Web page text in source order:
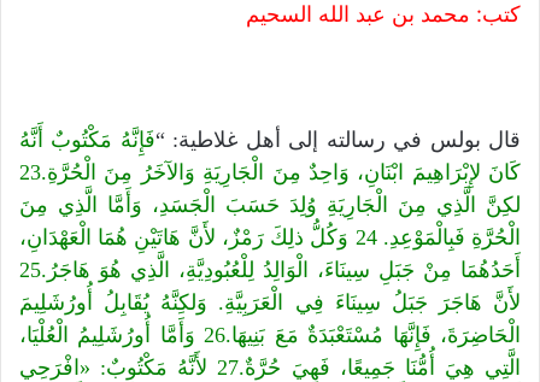
كتب: محمد بن عبد الله السحيم
قال بولس في رسالته إلى أهل غلاطية: “فَإِنَّهُ مَكْتُوبٌ أَنَّهُ
كَانَ لإِبْرَاهِيمَ ابْنَانِ، وَاحِدٌ مِنَ الْجَارِيَةِ وَالآخَرُ مِنَ الْحُرَّةِ.23
لكِنَّ الَّذِي مِنَ الْجَارِيَةِ وُلِدَ حَسَبَ الْجَسَدِ، وَأَمَّا الَّذِي مِنَ
الْحُرَّةِ فَبِالْمَوْعِدِ. 24 وَكُلُّ ذلِكَ رَمْزٌ، لأَنَّ هَاتَيْنِ هُمَا الْعَهْدَانِ،
أَحَدُهُمَا مِنْ جَبَلِ سِينَاءَ، الْوَالِدُ لِلْعُبُودِيَّةِ، الَّذِي هُوَ هَاجَرُ.25
لأَنَّ هَاجَرَ جَبَلُ سِينَاءَ فِي الْعَرَبِيَّةِ. وَلكِنَّهُ يُقَابِلُ أُورُشَلِيمَ
الْحَاضِرَةَ، فَإِنَّهَا مُسْتَعْبَدَةٌ مَعَ بَنِيهَا.26 وَأَمَّا أُورُشَلِيمُ الْعُلْيَا،
الَّتِي هِيَ أُمُّنَا جَمِيعًا، فَهِيَ حُرَّةٌ.27 لأَنَّهُ مَكْتُوبٌ: «افْرَحِي